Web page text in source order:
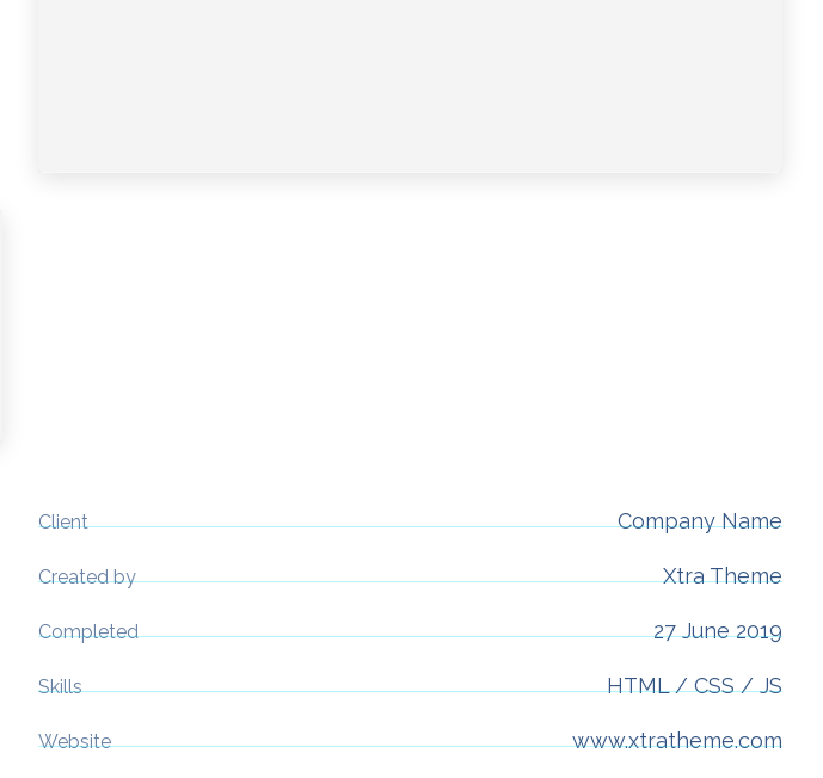
Client Company Name
Created by Xtra Theme
Completed 27 June 2019
Skills HTML / CSS / JS
Website www.xtratheme.com